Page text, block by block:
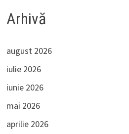
Arhivă
august 2026
iulie 2026
iunie 2026
mai 2026
aprilie 2026